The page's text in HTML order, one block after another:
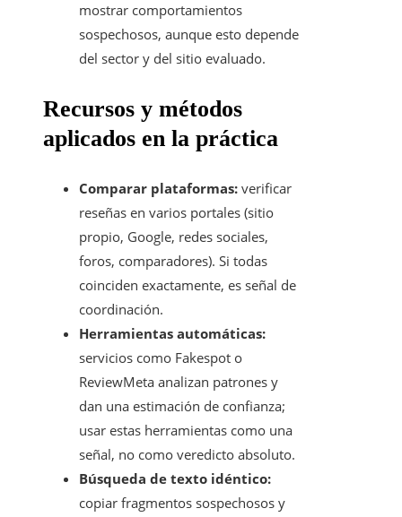
mostrar comportamientos
sospechosos, aunque esto depende
del sector y del sitio evaluado.
Recursos y métodos
aplicados en la práctica
Comparar plataformas: verificar
reseñas en varios portales (sitio
propio, Google, redes sociales,
foros, comparadores). Si todas
coinciden exactamente, es señal de
coordinación.
Herramientas automáticas:
servicios como Fakespot o
ReviewMeta analizan patrones y
dan una estimación de confianza;
usar estas herramientas como una
señal, no como veredicto absoluto.
Búsqueda de texto idéntico:
copiar fragmentos sospechosos y